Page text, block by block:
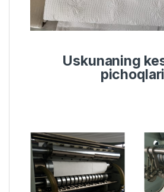
Uskunaning
pichoqlari